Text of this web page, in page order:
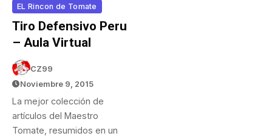
EL Rincon de Tomate
Tiro Defensivo Peru
– Aula Virtual
CZ99
Noviembre 9, 2015
La mejor colección de
artículos del Maestro
Tomate, resumidos en un